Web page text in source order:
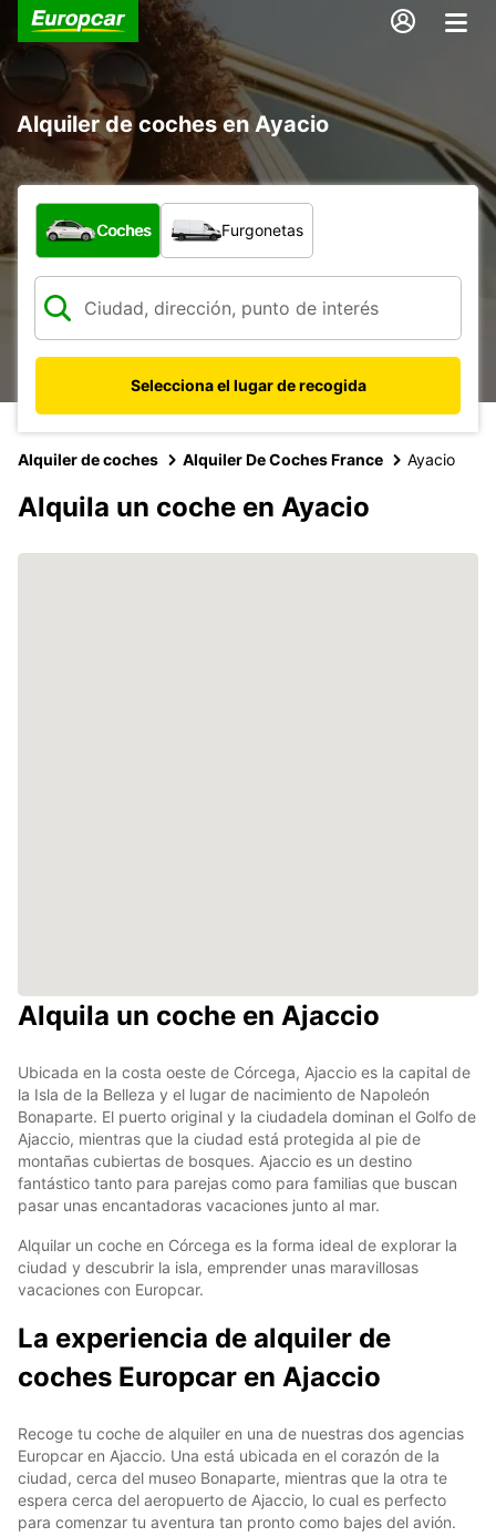
Alquiler de coches en Ayacio
¿Qué tipo de vehículo?
Coches Furgonetas
Selecciona el lugar de recogida
Alquiler de coches Alquiler De Coches France Ayacio
Alquila un coche en Ayacio
Alquila un coche en Ajaccio
Ubicada en la costa oeste de Córcega, Ajaccio es la capital de
la Isla de la Belleza y el lugar de nacimiento de Napoleón
Bonaparte. El puerto original y la ciudadela dominan el Golfo de
Ajaccio, mientras que la ciudad está protegida al pie de
montañas cubiertas de bosques. Ajaccio es un destino
fantástico tanto para parejas como para familias que buscan
pasar unas encantadoras vacaciones junto al mar.
Alquilar un coche en Córcega es la forma ideal de explorar la
ciudad y descubrir la isla, emprender unas maravillosas
vacaciones con Europcar.
La experiencia de alquiler de
coches Europcar en Ajaccio
Recoge tu coche de alquiler en una de nuestras dos agencias
Europcar en Ajaccio. Una está ubicada en el corazón de la
ciudad, cerca del museo Bonaparte, mientras que la otra te
espera cerca del aeropuerto de Ajaccio, lo cual es perfecto
para comenzar tu aventura tan pronto como bajes del avión.